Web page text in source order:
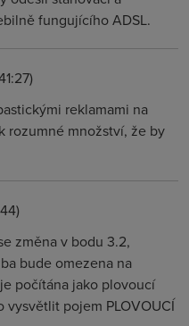
fungujícího ADSL.
reklamami na
rozumné množství, že by
změna v bodu 3.2,
bude omezena na
počítána jako plovoucí
pojem PLOVOUCÍ